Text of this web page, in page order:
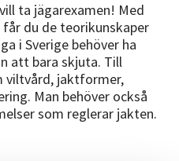
ta jägarexamen! Med
du de teorikunskaper
i Sverige behöver ha
att bara skjuta. Till
viltvård, jaktformer,
Man behöver också
som reglerar jakten.